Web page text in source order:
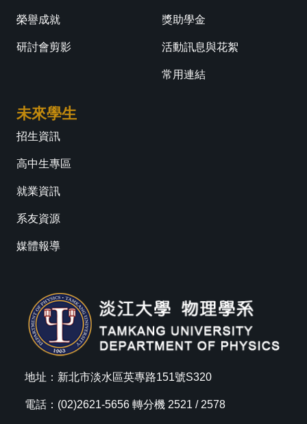
榮譽成就
研討會剪影
獎助學金
活動訊息與花絮
常用連結
未來學生
招生資訊
高中生專區
就業資訊
系友資源
媒體報導
地址：新北市淡水區英專路151號S320
電話：(02)2621-5656 轉分機 2521 / 2578